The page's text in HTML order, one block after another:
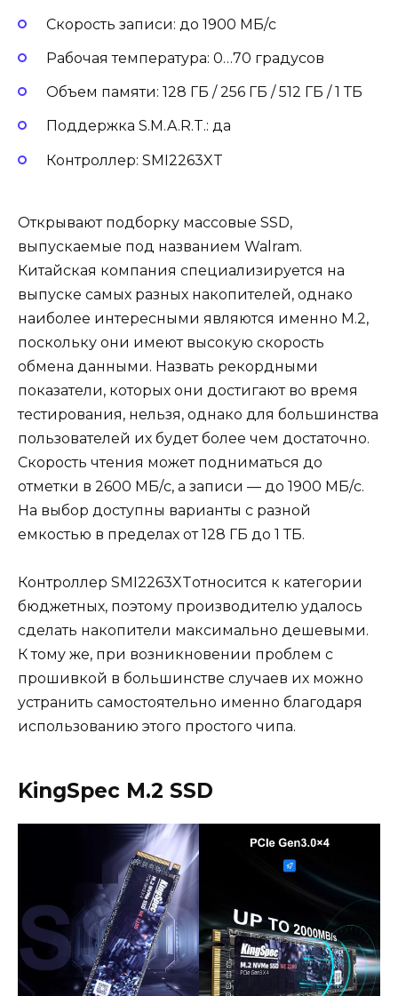
Скорость записи: до 1900 МБ/с
Рабочая температура: 0…70 градусов
Объем памяти: 128 ГБ / 256 ГБ / 512 ГБ / 1 ТБ
Поддержка S.M.A.R.T.: да
Контроллер: SMI2263XT
Открывают подборку массовые SSD,
выпускаемые под названием Walram.
Китайская компания специализируется на
выпуске самых разных накопителей, однако
наиболее интересными являются именно M.2,
поскольку они имеют высокую скорость
обмена данными. Назвать рекордными
показатели, которых они достигают во время
тестирования, нельзя, однако для большинства
пользователей их будет более чем достаточно.
Скорость чтения может подниматься до
отметки в 2600 МБ/с, а записи — до 1900 МБ/с.
На выбор доступны варианты с разной
емкостью в пределах от 128 ГБ до 1 ТБ.
Контроллер SMI2263XTотносится к категории
бюджетных, поэтому производителю удалось
сделать накопители максимально дешевыми.
К тому же, при возникновении проблем с
прошивкой в большинстве случаев их можно
устранить самостоятельно именно благодаря
использованию этого простого чипа.
KingSpec M.2 SSD